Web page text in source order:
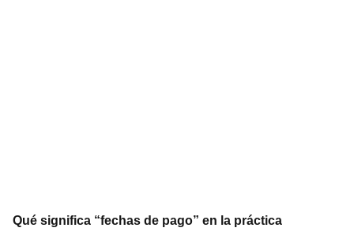
Qué significa “fechas de pago” en la práctica